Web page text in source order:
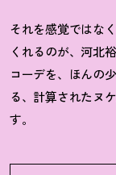
それを感覚ではな
くれるのが、河北
コーデを、ほんの
る、計算されたヌ
す。